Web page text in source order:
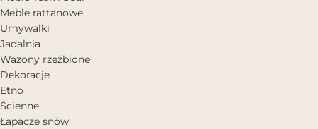
Meble rattanowe
Umywalki
Jadalnia
Wazony rzeźbione
Dekoracje
Etno
Ścienne
Łapacze snów